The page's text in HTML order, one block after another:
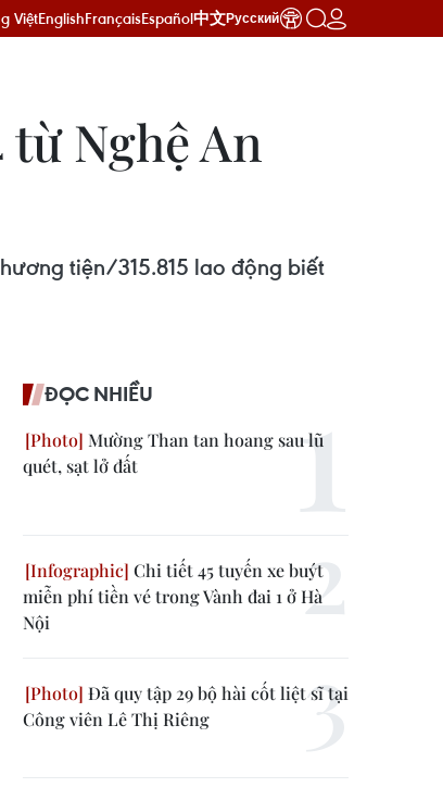
ViệtEnglishFrançaisEspañol中文Русский
Nghệ An
tiện/315.815 lao động biết
ĐỌC NHIỀU
Mường Than tan hoang sau lũ
quét, sạt lở đất
Chi tiết 45 tuyến xe buýt
miễn phí tiền vé trong Vành đai 1 ở Hà
Nội
Đã quy tập 29 bộ hài cốt liệt sĩ tại
Công viên Lê Thị Riêng